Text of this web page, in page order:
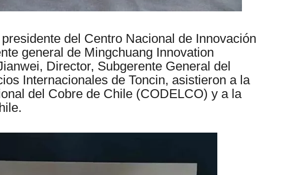
del Centro Nacional de Innovación
general de Mingchuang Innovation
Director, Subgerente General del
Internacionales de Toncin, asistieron a la
del Cobre de Chile (CODELCO) y a la